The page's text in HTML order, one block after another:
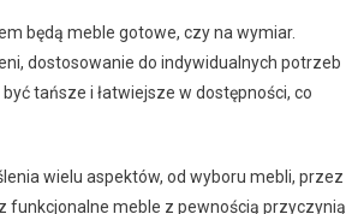
będą meble gotowe, czy na wymiar.
dostosowanie do indywidualnych potrzeb
tańsze i łatwiejsze w dostępności, co
wielu aspektów, od wyboru mebli, przez
funkcjonalne meble z pewnością przyczynią